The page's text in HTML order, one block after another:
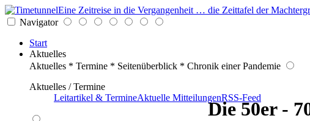
Eine Zeitreise in die Vergangenheit … die Zeittafel der
Navigator
Start
Aktuelles
Aktuelles * Termine * Seitenüberblick * Chronik einer Pandemie
Aktuelles / Termine
Leitartikel & TermineAktuelle MitteilungenRSS-Feed
Die 50er -